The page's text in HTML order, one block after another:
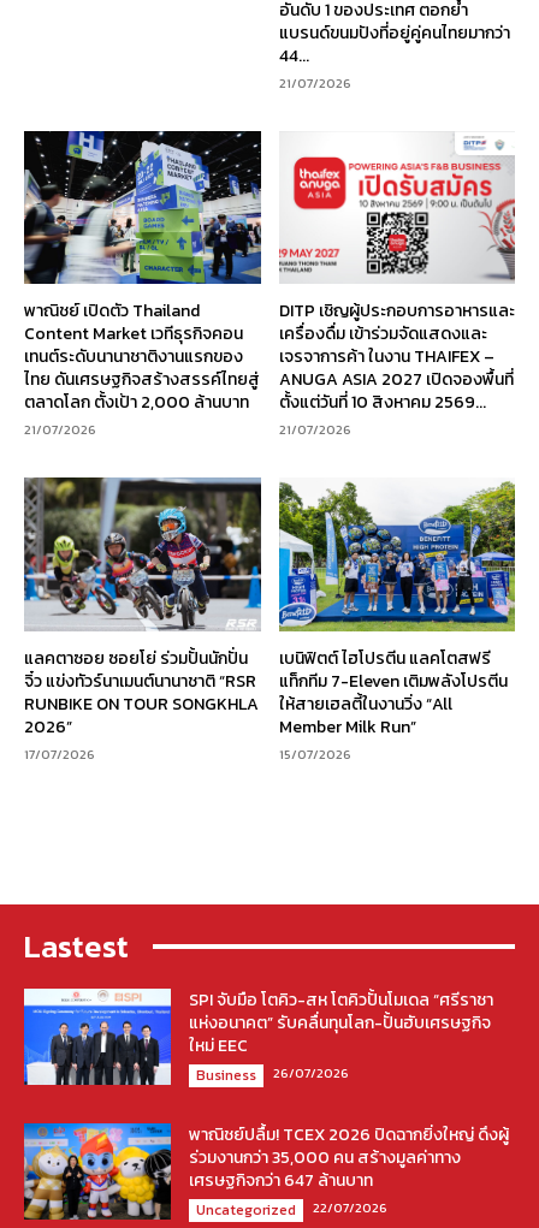
อันดับ 1 ของประเทศ ตอกย้ำ
แบรนด์ขนมปังที่อยู่คู่คนไทยมากว่า
44...
21/07/2026
พาณิชย์ เปิดตัว Thailand
Content Market เวทีธุรกิจคอน
เทนต์ระดับนานาชาติงานแรกของ
ไทย ดันเศรษฐกิจสร้างสรรค์ไทยสู่
ตลาดโลก ตั้งเป้า 2,000 ล้านบาท
21/07/2026
DITP เชิญผู้ประกอบการอาหารและ
เครื่องดื่ม เข้าร่วมจัดแสดงและ
เจรจาการค้า ในงาน THAIFEX –
ANUGA ASIA 2027 เปิดจองพื้นที่
ตั้งแต่วันที่ 10 สิงหาคม 2569...
21/07/2026
แลคตาซอย ซอยโย่ ร่วมปั้นนักปั่น
จิ๋ว แข่งทัวร์นาเมนต์นานาชาติ “RSR
RUNBIKE ON TOUR SONGKHLA
2026”
17/07/2026
เบนิฟิตต์ ไฮโปรตีน แลคโตสฟรี
แท็กทีม 7-Eleven เติมพลังโปรตีน
ให้สายเฮลตี้ในงานวิ่ง “All
Member Milk Run”
15/07/2026
Lastest
SPI จับมือ โตคิว-สห โตคิวปั้นโมเดล “ศรีราชา
แห่งอนาคต” รับคลื่นทุนโลก-ปั้นฮับเศรษฐกิจ
ใหม่ EEC
Business 26/07/2026
พาณิชย์ปลื้ม! TCEX 2026 ปิดฉากยิ่งใหญ่ ดึงผู้
ร่วมงานกว่า 35,000 คน สร้างมูลค่าทาง
เศรษฐกิจกว่า 647 ล้านบาท
Uncategorized 22/07/2026